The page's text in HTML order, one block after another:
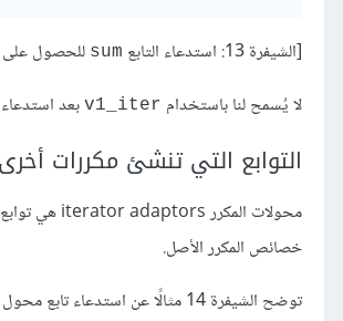
[الشيفرة 13: استدعاء التابع sum للحصول على
لا يُسمح لنا باستخدام v1_iter بعد استدعاء
التوابع التي تنشئ مكررات أخرى
محولات المكرر iterator adaptors هي توابع مُعرّفة على السمة
خصائص المكرر الأصل.
توضح الشيفرة 14 مثالًا عن استدعاء تابع محول مكرر